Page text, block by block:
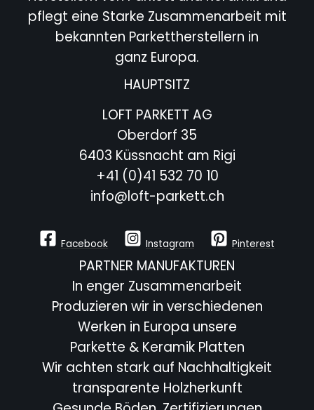
pflegt eine Starke Zusammenarbeit mit
bekannten Parkettherstellern in
ganz Europa.
HAUPTSITZ
LOFT PARKETT AG
Oberdorf 35
6403 Küssnacht am Rigi
+41 (0)41 532 70 10
info@loft-parkett.ch
Facebook Instagram Pinterest
PARTNER MANUFAKTUREN
In enger Zusammenarbeit
Produzieren wir in verschiedenen
Werken in Europa unsere
Parkette & Keramik Platten
Wir achten stark auf Nachhaltigkeit
transparente Holzherkunft